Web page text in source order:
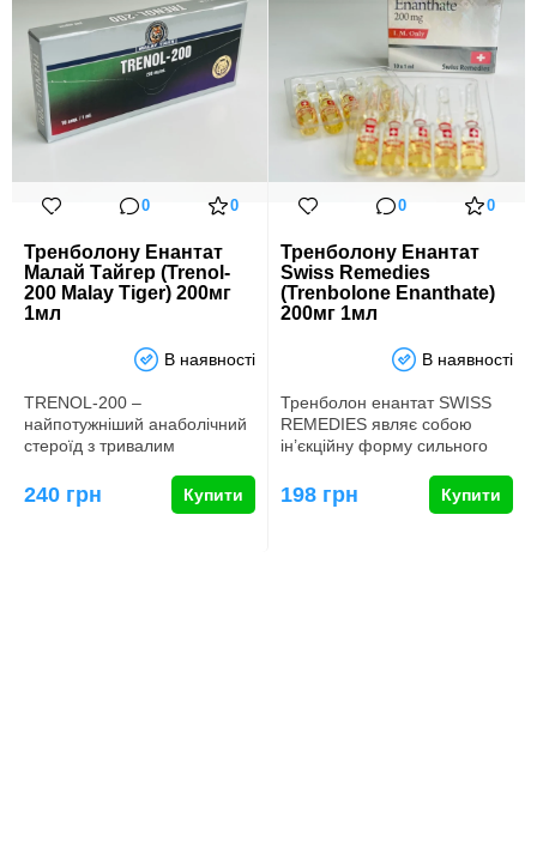
0 0
Тренболону Енантат
Малай Тайгер (Trenol-
200 Malay Tiger) 200мг
1мл
В наявності
TRENOL-200 –
найпотужніший анаболічний
стероїд з тривалим
використовується …
240 грн Купити
0 0
Тренболону Енантат
Swiss Remedies
(Trenbolone Enanthate)
200мг 1мл
В наявності
Тренболон енантат SWISS
REMEDIES являє собою
ін’єкційну форму сильного
тренбол…
198 грн Купити